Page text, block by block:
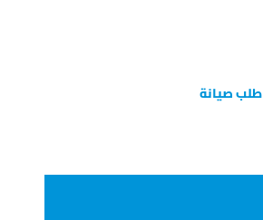
طلب صيانة